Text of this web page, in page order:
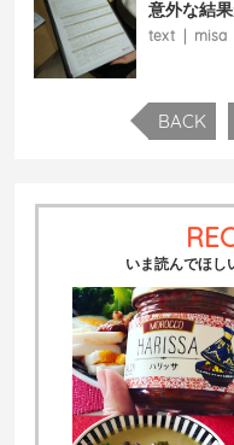
意外な結果
text misa
BACK
いま読んでほし